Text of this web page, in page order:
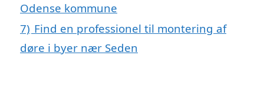
Odense kommune
7) Find en professionel til montering af
døre i byer nær Seden